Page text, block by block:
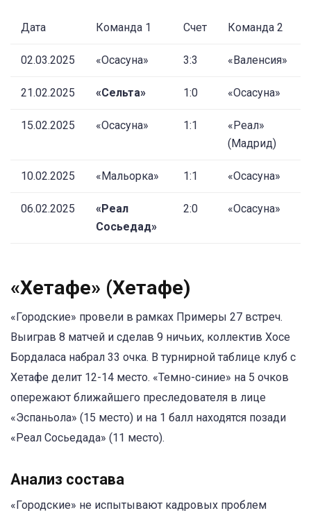
Дата Команда 1 Счет Команда 2
02.03.2025 «Осасуна» 3:3 «Валенсия»
21.02.2025 «Сельта» 1:0 «Осасуна»
15.02.2025 «Осасуна» 1:1
«Реал»
(Мадрид)
10.02.2025 «Мальорка» 1:1 «Осасуна»
06.02.2025
«Реал
Сосьедад»
2:0 «Осасуна»
«Хетафе» (Хетафе)
«Городские» провели в рамках Примеры 27 встреч.
Выиграв 8 матчей и сделав 9 ничьих, коллектив Хосе
Бордаласа набрал 33 очка. В турнирной таблице клуб с
Хетафе делит 12-14 место. «Темно-синие» на 5 очков
опережают ближайшего преследователя в лице
«Эспаньола» (15 место) и на 1 балл находятся позади
«Реал Сосьедада» (11 место).
Анализ состава
«Городские» не испытывают кадровых проблем